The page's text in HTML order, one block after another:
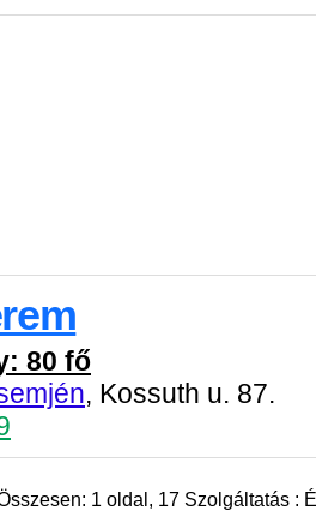
80 fő
, Kossuth u. 87.
1 oldal, 17 Szolgáltatás :